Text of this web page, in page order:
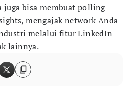
juga bisa membuat polling
mengajak network Anda
melalui fitur LinkedIn
lainnya.